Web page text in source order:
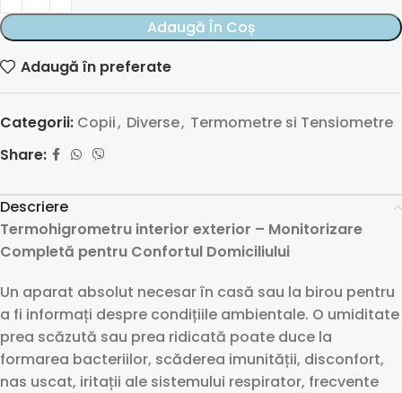
Adaugă În Coș
Adaugă în preferate
Categorii: Copii, Diverse, Termometre si Tensiometre
Share:
Descriere
Termohigrometru interior exterior – Monitorizare
Completă pentru Confortul Domiciliului
Un aparat absolut necesar în casă sau la birou pentru
a fi informați despre condițiile ambientale. O umiditate
prea scăzută sau prea ridicată poate duce la
formarea bacteriilor, scăderea imunității, disconfort,
nas uscat, iritații ale sistemului respirator, frecvente